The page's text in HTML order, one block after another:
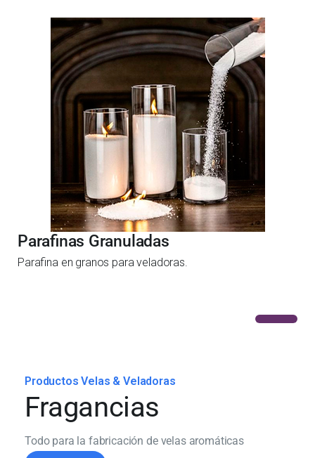
Parafinas Granuladas
Parafina en granos para veladoras.
Productos Velas & Veladoras
Fragancias
Todo para la fabricación de velas aromáticas